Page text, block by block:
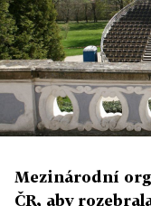
Mezinárodní
ČR, aby